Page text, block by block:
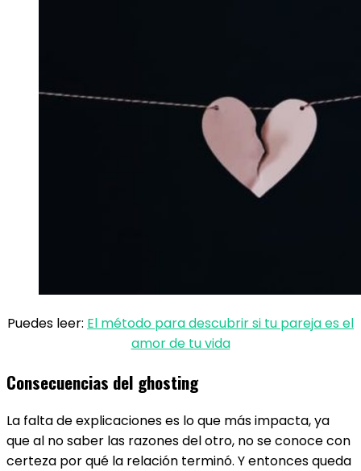
Puedes leer: El método para descubrir si tu pareja es el
amor de tu vida
Consecuencias del ghosting
La falta de explicaciones es lo que más impacta, ya
que al no saber las razones del otro, no se conoce con
certeza por qué la relación terminó. Y entonces queda